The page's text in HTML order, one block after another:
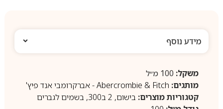
מידע נוסף
משקל:100 מ״ל
מותגים: Abercrombie & Fitch - אברקרומבי אנד פיץ'
קטגוריות מוצרים: בישום, 2 ב300 , בשמים לגברים